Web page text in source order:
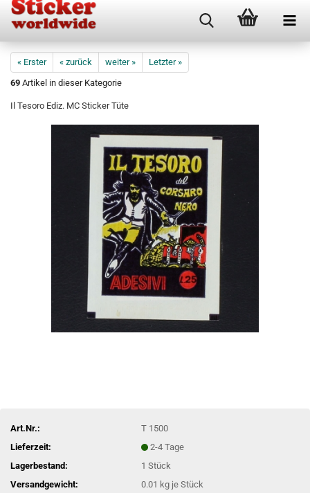
« Erster « zurück weiter »
Letzter »
69 Artikel in dieser Kategorie
Il Tesoro Ediz. MC Sticker Tüte
Art.Nr.:
T 1500
Lieferzeit:
2-4 Tage
Lagerbestand:
1Stück
Versandgewicht:
0.01 kg je Stück